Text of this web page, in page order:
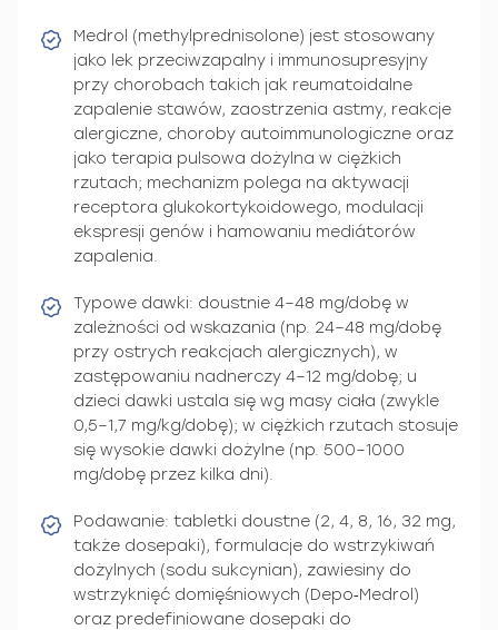
Medrol (methylprednisolone) jest stosowany
jako lek przeciwzapalny i immunosupresyjny
przy chorobach takich jak reumatoidalne
zapalenie stawów, zaostrzenia astmy, reakcje
alergiczne, choroby autoimmunologiczne oraz
jako terapia pulsowa dożylna w ciężkich
rzutach; mechanizm polega na aktywacji
receptora glukokortykoidowego, modulacji
ekspresji genów i hamowaniu mediátorów
zapalenia.
Typowe dawki: doustnie 4–48 mg/dobę w
zależności od wskazania (np. 24–48 mg/dobę
przy ostrych reakcjach alergicznych), w
zastępowaniu nadnerczy 4–12 mg/dobę; u
dzieci dawki ustala się wg masy ciała (zwykle
0,5–1,7 mg/kg/dobę); w ciężkich rzutach stosuje
się wysokie dawki dożylne (np. 500–1000
mg/dobę przez kilka dni).
Podawanie: tabletki doustne (2, 4, 8, 16, 32 mg,
także dosepaki), formulacje do wstrzykiwań
dożylnych (sodu sukcynian), zawiesiny do
wstrzyknięć domięśniowych (Depo‑Medrol)
oraz predefiniowane dosepaki do